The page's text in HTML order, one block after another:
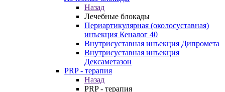
Назад
Лечебные блокады
Периартикулярная (околосуставная)
инъекция Кеналог 40
Внутрисуставная инъекция Дипромета
Внутрисуставная инъекция
Дексаметазон
PRP - терапия
Назад
PRP - терапия